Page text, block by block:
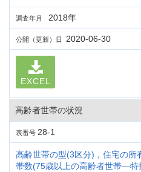
調査年月 2018年
公開（更新）日 2020-06-30
EXCEL
高齢者世帯の状況
表番号 28-1
高齢世帯の型(3区分)，住宅の所
帯数(75歳以上の高齢者世帯―特